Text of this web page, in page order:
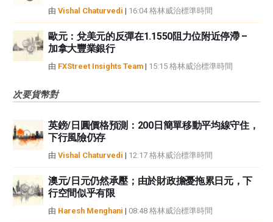
由 Vishal Chaturvedi | 16:04 格林威治標準時間
歐元：兌美元的反彈在1.1550阻力位附近停滯 –
加拿大豐業銀行
由 FXStreet Insights Team | 15:15 格林威治標準時間
次要貨幣對
英鎊/日圓價格預測：200日簡單移動平均線守住，
下行風險仍存
由 Vishal Chaturvedi | 12:17 格林威治標準時間
澳元/日元仍然承壓；由於財政擔憂拖累日元，下
行空間似乎有限
由 Haresh Menghani | 08:48 格林威治標準時間